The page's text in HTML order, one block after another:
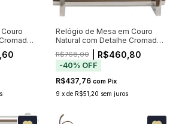
Relógio de Mesa em Couro
Natural com Detalhe Cromado
R$768,00| R$460,80
-40% OFF
R$437,76 com Pix
9 x de R$51,20 sem juros